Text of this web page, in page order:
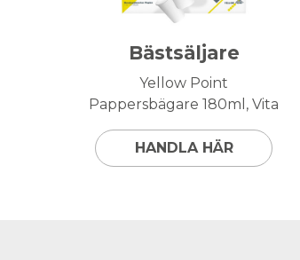
Bästsäljare
Yellow Point
Pappersbägare 180ml, Vita
HANDLA HÄR